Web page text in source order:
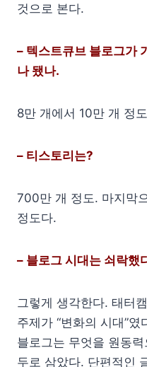
것으로 본다.
– 텍스트큐브 블로그가
나 됐나.
8만 개에서 10만 개 정
– 티스토리는?
700만 개 정도. 마지막
정도다.
– 블로그 시대는 쇠락했
그렇게 생각한다. 태터
주제가 “변화의 시대”
블로그는 무엇을 원동
두로 삼았다. 단편적인